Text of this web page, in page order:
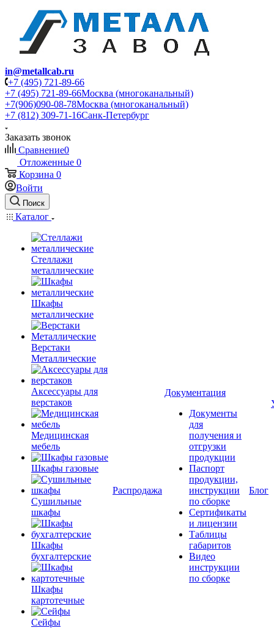
in@metallcab.ru
+7 (495) 721-89-66
+7 (495) 721-89-66Москва (многоканальный)
+7(906)090-08-78Москва (многоканальный)
+7 (812) 309-71-16Санк-Петербург
Заказать звонок
Сравнение0
Отложенные 0
Корзина 0
Войти
Поиск
Каталог
Стеллажи
металлические
Шкафы
металлические
Верстаки
Металлические
Аксессуары для
верстаков
Медицинская
мебель
Шкафы газовые
Сушильные
шкафы
Шкафы
бухгалтерские
Шкафы
картотечные
Сейфы
Распродажа
Документация
Документы
для
получения и
отгрузки
продукции
Паспорт
продукции,
инструкции
по сборке
Сертификаты
и лицензии
Таблицы
габаритов
Видео
инструкции
по сборке
Блог